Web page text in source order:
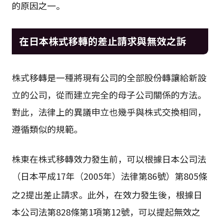
的原因之一。
在日本株式移轉的差止請求與無效之訴
株式移轉是一種將現有公司的全部股份轉讓給新設
立的公司，從而建立完全的母子公司關係的方法。
對此，法律上的異議申立也幾乎與株式交換相同，
遵循類似的規範。
株東在株式移轉效力發生前，可以根據日本公司法
（日本平成17年（2005年）法律第86號）第805條
之2提出差止請求。此外，在效力發生後，根據日
本公司法第828條第1項第12號，可以提起無效之